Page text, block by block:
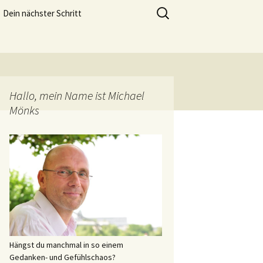
und genießen zu können.
Dein nächster Schritt
Suchen
nach:
Hallo, mein Name ist Michael
Mönks
Hängst du manchmal in so einem
Gedanken- und Gefühlschaos?